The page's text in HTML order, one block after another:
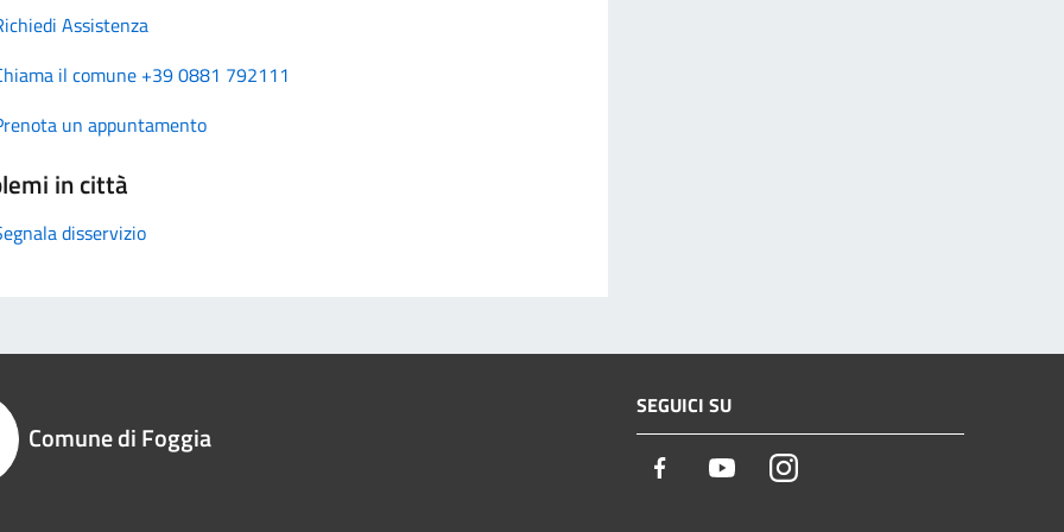
Assistenza
il comune +39 0881 792111
un appuntamento
in città
disservizio
Comune di Foggia
SEGUICI SU
Facebook YoutubeInstagram